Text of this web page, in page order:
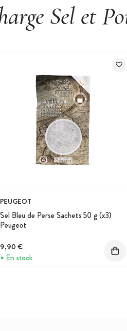
Sel et
PEUGEOT
Sel Bleu de Perse Sachets 50 g (x3)
Peugeot
9,90 €
En stock